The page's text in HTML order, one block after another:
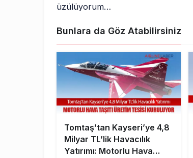
üzülüyorum…
Bunlara da Göz Atabilirsiniz
Tomtaş’tan Kayseri’ye 4,8
Milyar TL’lik Havacılık
Yatırımı: Motorlu Hava